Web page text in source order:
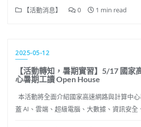
【活動消息】 0 1 min read
2025-05-12
【活動轉知，暑期實習】5/17 國家
心暑期工讀 Open House
本活動將全面介紹國家高速網路與計算中
蓋 AI、雲端、超級電腦、大數據、資訊安